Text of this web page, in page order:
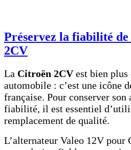
Préservez la fiabilité
2CV
La Citroën 2CVest bien plus
automobile : c’est une icône
française. Pour conserver son
fiabilité, il est essentiel
remplacement de qualité.
L’alternateur Valeo 12V